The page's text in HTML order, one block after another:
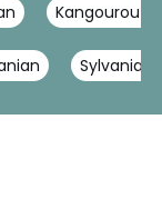
Kangourou